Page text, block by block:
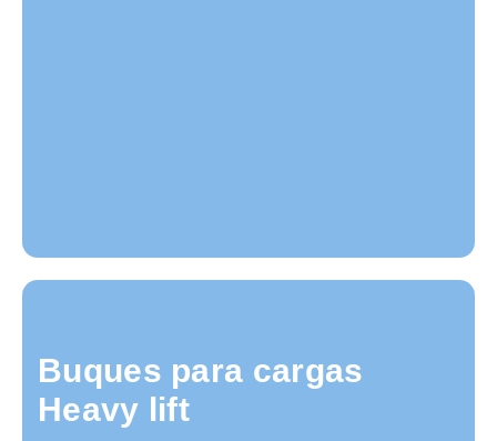
Buques para cargas
Heavy lift